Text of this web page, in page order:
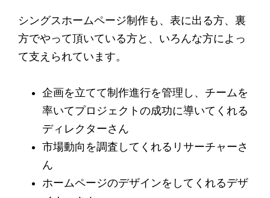
シングスホームページ制作も、表に出る方、裏
方でやって頂いている方と、いろんな方によっ
て支えられています。
企画を立てて制作進行を管理し、チームを
率いてプロジェクトの成功に導いてくれる
ディレクターさん
市場動向を調査してくれるリサーチャーさ
ん
ホームページのデザインをしてくれるデザ